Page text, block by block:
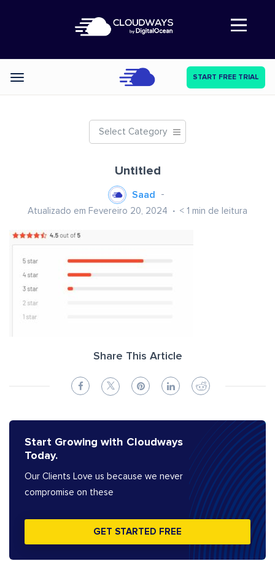
Abre a navegação
Categories START FREE TRIAL
Select Category
Untitled
Saad
Atualizado em Fevereiro 20, 2024 < 1 min de leitura
Share This Article
Start Growing with Cloudways
Today.
Our Clients Love us because we never
compromise on these
GET STARTED FREE